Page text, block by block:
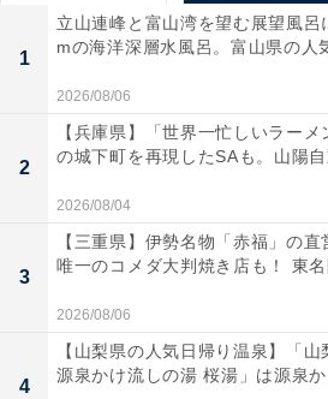
1
立山連峰と富山湾を望む展望風呂
mの海洋深層水風呂。富山県の人
2026/08/06
2
【兵庫県】「世界一忙しいラーメ
の城下町を再現したSAも。山陽
2026/08/04
3
【三重県】伊勢名物「赤福」の直
唯一のコメダ大判焼き店も！ 東
2026/08/06
4
【山梨県の人気日帰り温泉】「山
源泉かけ流しの湯 桜湯」は源泉